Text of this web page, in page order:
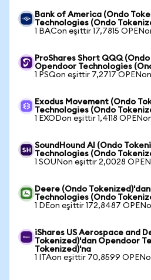
Bank of America (Ondo
Technologies (Ondo
1 BACon eşittir 17,7815
ProShares Short QQQ
Opendoor Technologies
1 PSQon eşittir 7,2717 OPENon
Exodus Movement (Ondo
Technologies (Ondo
1 EXODon eşittir 1,4118
SoundHound AI (Ondo
Technologies (Ondo
1 SOUNon eşittir 2,0028
Deere (Ondo
Technologies (Ondo
1 DEon eşittir 172,8487
iShares US Aerospace and
Tokenized)'dan Opendoor
Tokenized)'na
1 ITAon eşittir 70,8599